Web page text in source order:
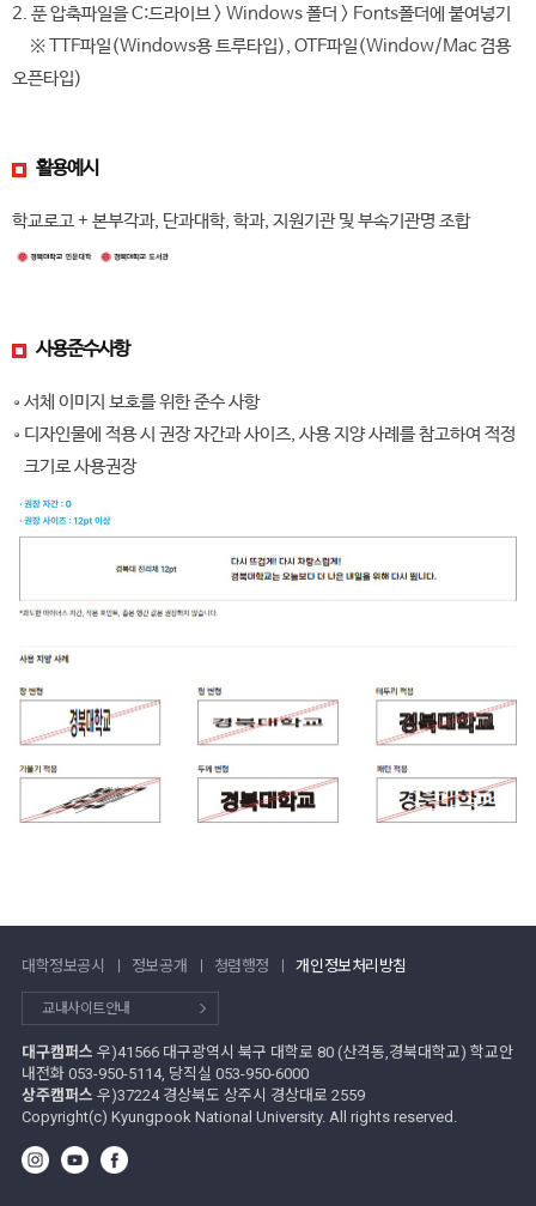
2. 푼 압축파일을 C:드라이브 > Windows 폴더 > Fonts폴더에 붙여넣기
※ TTF파일(Windows용 트루타입), OTF파일(Window/Mac 겸용
오픈타입)
활용예시
학교로고 + 본부각과, 단과대학, 학과, 지원기관 및 부속기관명 조합
사용준수사항
서체 이미지 보호를 위한 준수 사항
디자인물에 적용 시 권장 자간과 사이즈, 사용 지양 사례를 참고하여 적정
크기로 사용권장
대학정보공시 정보공개 청렴행정 개인정보처리방침
교내사이트안내
대구캠퍼스 우)41566 대구광역시 북구 대학로 80 (산격동,경북대학교) 학교안
내전화 053-950-5114, 당직실 053-950-6000
상주캠퍼스 우)37224 경상북도 상주시 경상대로 2559
Copyright(c) Kyungpook National University. All rights reserved.